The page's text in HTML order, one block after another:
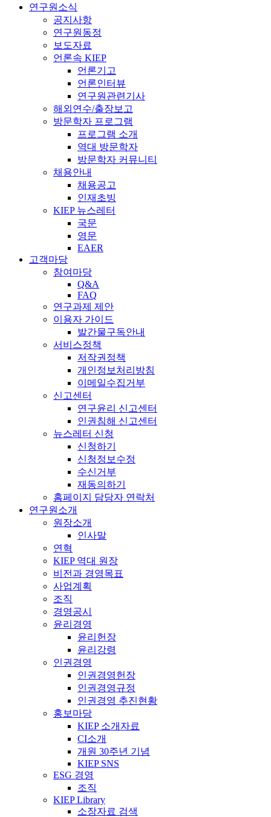
연구원소식
공지사항
연구원동정
보도자료
언론속 KIEP
언론기고
언론인터뷰
연구원관련기사
해외연수/출장보고
방문학자 프로그램
프로그램 소개
역대 방문학자
방문학자 커뮤니티
채용안내
채용공고
인재초빙
KIEP 뉴스레터
국문
영문
EAER
고객마당
참여마당
Q&A
FAQ
연구과제 제안
이용자 가이드
발간물구독안내
서비스정책
저작권정책
개인정보처리방침
이메일수집거부
신고센터
연구윤리 신고센터
인권침해 신고센터
뉴스레터 신청
신청하기
신청정보수정
수신거부
재동의하기
홈페이지 담당자 연락처
연구원소개
원장소개
인사말
연혁
KIEP 역대 원장
비전과 경영목표
사업계획
조직
경영공시
윤리경영
윤리헌장
윤리강령
인권경영
인권경영헌장
인권경영규정
인권경영 추진현황
홍보마당
KIEP 소개자료
CI소개
개원 30주년 기념
KIEP SNS
ESG 경영
조직
KIEP Library
소장자료 검색